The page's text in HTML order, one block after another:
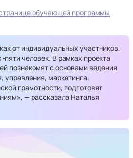
обучающей программы
от индивидуальных участников,
-пяти человек. В рамках проекта
познакомят с основами ведения
управления, маркетинга,
грамотности, подготовят
— рассказала Наталья